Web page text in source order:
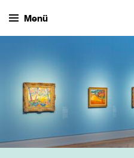
Menü